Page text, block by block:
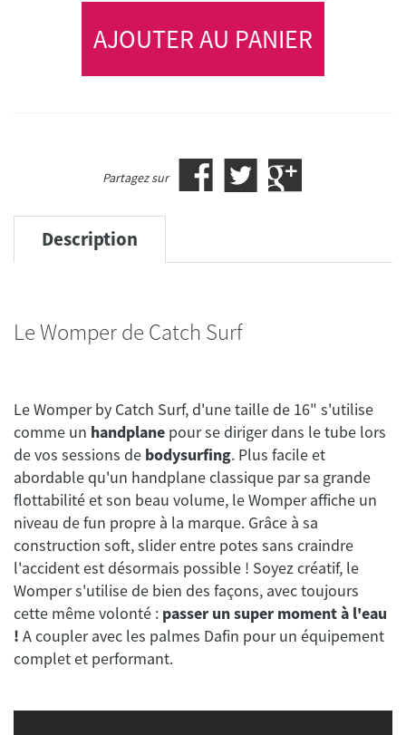
AJOUTER AU PANIER
Partagez sur
Description
Le Womper de Catch Surf
Le Womper by Catch Surf, d'une taille de 16" s'utilise
comme un handplane pour se diriger dans le tube lors
de vos sessions de bodysurfing. Plus facile et
abordable qu'un handplane classique par sa grande
flottabilité et son beau volume, le Womper affiche un
niveau de fun propre à la marque. Grâce à sa
construction soft, slider entre potes sans craindre
l'accident est désormais possible ! Soyez créatif, le
Womper s'utilise de bien des façons, avec toujours
cette même volonté : passer un super moment à l'eau
! A coupler avec les palmes Dafin pour un équipement
complet et performant.